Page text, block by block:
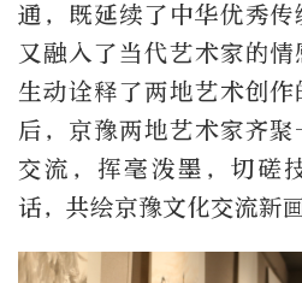
通，既延续了中华优秀传
又融入了当代艺术家的情
生动诠释了两地艺术创
后，京豫两地艺术家齐
交流，挥毫泼墨，切磋
话，共绘京豫文化交流新画